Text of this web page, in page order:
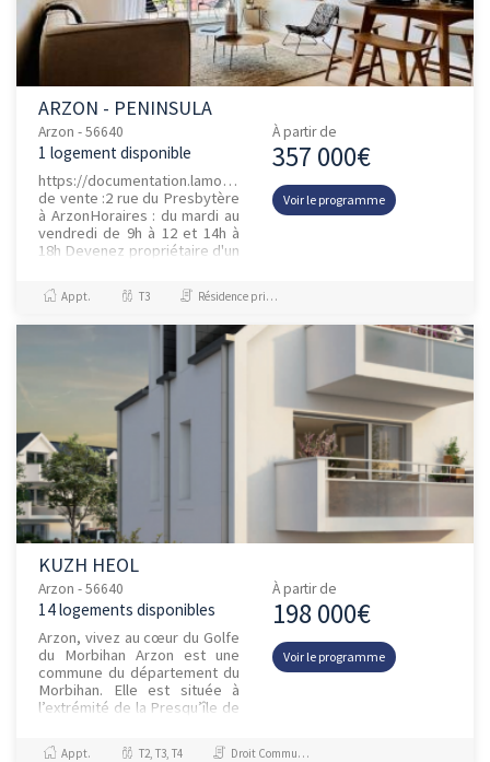
ARZON - PENINSULA
Arzon - 56640
1 logement disponible
https://documentation.lamotte.fr/193240/1547465/#page=1Espace
de vente :2 rue du Presbytère
à ArzonHoraires : du mardi au
vendredi de 9h à 12 et 14h à
18h Devenez propriétaire d'un
À partir de
357 000€
Voir le programme
Appt. T3 Résidence principale / PTZ
KUZH HEOL
Arzon - 56640
14 logements disponibles
Arzon, vivez au cœur du Golfe
du Morbihan Arzon est une
commune du département du
Morbihan. Elle est située à
l’extrémité de la Presqu’île de
facile à de supe...
À partir de
198 000€
Voir le programme
Appt. T2, T3, T4 Droit Commun, Résidence principale / PTZ